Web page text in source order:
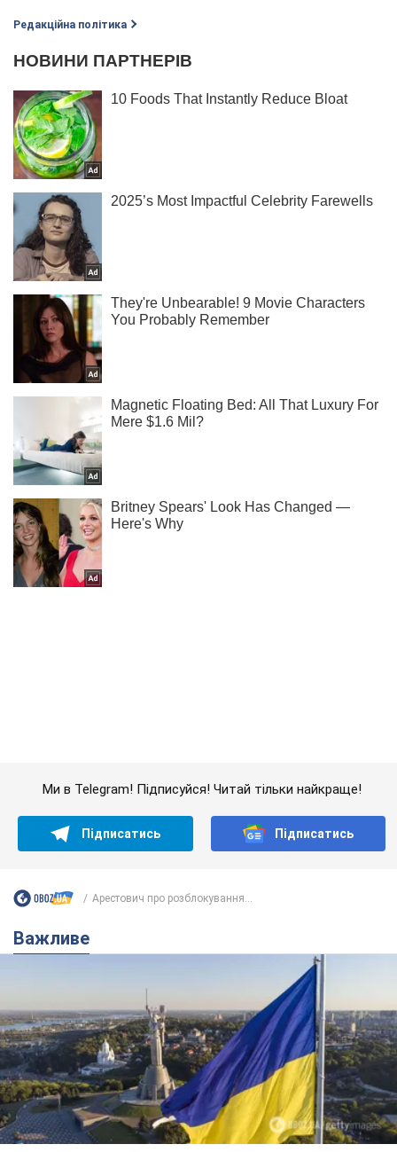
Редакційна політика
Якою була оригінальна версія гімну України та
чому її боялася Російська імперія: про це не
розповідають у школі
Державним символом є тільки перший куплет та приспів пісні
7 годин тому 30,4 т.
Олександру Пономарьову – 53: що